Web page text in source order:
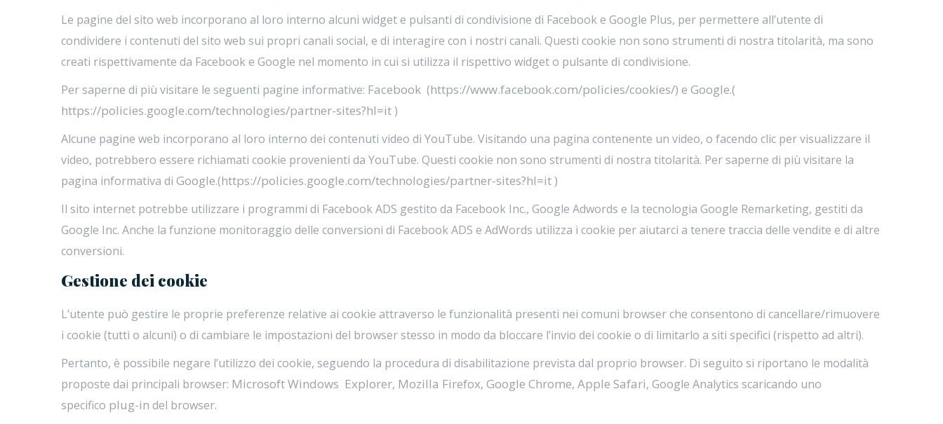
Le pagine del sito web incorporano al loro interno alcuni widget e pulsanti di condivisione di Facebook e Google Plus, per permettere all’utente di
condividere i contenuti del sito web sui propri canali social, e di interagire con i nostri canali. Questi cookie non sono strumenti di nostra titolarità, ma sono
creati rispettivamente da Facebook e Google nel momento in cui si utilizza il rispettivo widget o pulsante di condivisione.
Per saperne di più visitare le seguenti pagine informative: Facebook (https://www.facebook.com/policies/cookies/) e Google.(
https://policies.google.com/technologies/partner-sites?hl=it )
Alcune pagine web incorporano al loro interno dei contenuti video di YouTube. Visitando una pagina contenente un video, o facendo clic per visualizzare il
video, potrebbero essere richiamati cookie provenienti da YouTube. Questi cookie non sono strumenti di nostra titolarità. Per saperne di più visitare la
pagina informativa di Google.(https://policies.google.com/technologies/partner-sites?hl=it )
Il sito internet potrebbe utilizzare i programmi di Facebook ADS gestito da Facebook Inc., Google Adwords e la tecnologia Google Remarketing, gestiti da
Google Inc. Anche la funzione monitoraggio delle conversioni di Facebook ADS e AdWords utilizza i cookie per aiutarci a tenere traccia delle vendite e di altre
conversioni.
Gestione dei cookie
L’utente può gestire le proprie preferenze relative ai cookie attraverso le funzionalità presenti nei comuni browser che consentono di cancellare/rimuovere
i cookie (tutti o alcuni) o di cambiare le impostazioni del browser stesso in modo da bloccare l’invio dei cookie o di limitarlo a siti specifici (rispetto ad altri).
Pertanto, è possibile negare l’utilizzo dei cookie, seguendo la procedura di disabilitazione prevista dal proprio browser. Di seguito si riportano le modalità
proposte dai principali browser: Microsoft Windows Explorer, Mozilla Firefox, Google Chrome, Apple Safari, Google Analytics scaricando uno
specifico plug-in del browser.